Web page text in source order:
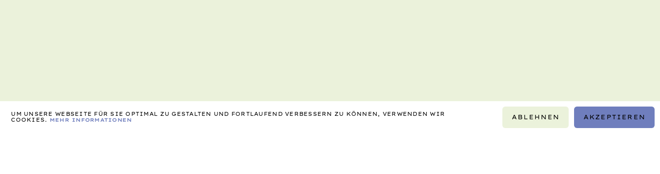
UM UNSERE WEBSEITE FÜR SIE OPTIMAL ZU GESTALTEN UND FORTLAUFEND VERBESSERN ZU KÖNNEN, VERWENDEN WIR
COOKIES. MEHR INFORMATIONEN ABLEHNEN AKZEPTIEREN